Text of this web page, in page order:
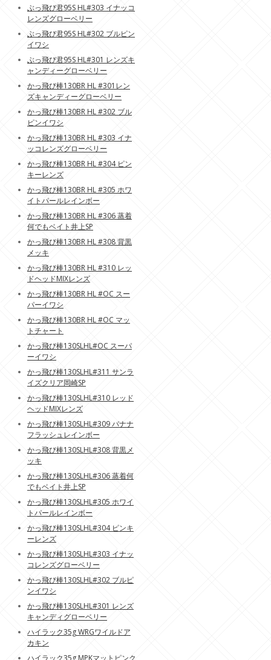
ぶっ飛び君95S HL#303 イナッコ
レンズグローベリー
ぶっ飛び君95S HL#302 ブルピン
イワシ
ぶっ飛び君95S HL#301 レンズキ
ャンディーグローベリー
かっ飛び棒130BR HL #301レン
ズキャンディーグローベリー
かっ飛び棒130BR HL #302 ブル
ピンイワシ
かっ飛び棒130BR HL #303 イナ
ッコレンズグローベリー
かっ飛び棒130BR HL #304 ピン
キーレンズ
かっ飛び棒130BR HL #305 ホワ
イトパールレインボー
かっ飛び棒130BR HL #306 蒸着
何でもベイト井上SP
かっ飛び棒130BR HL #308 背黒
メッキ
かっ飛び棒130BR HL #310 レッ
ドヘッドMIXレンズ
かっ飛び棒130BR HL #OC スー
パーイワシ
かっ飛び棒130BR HL #OC マッ
トチャート
かっ飛び棒130SLHL#OC スーパ
ーイワシ
かっ飛び棒130SLHL#311 サンラ
イズクリア岡崎SP
かっ飛び棒130SLHL#310 レッド
ヘッドMIXレンズ
かっ飛び棒130SLHL#309 バナナ
フラッシュレインボー
かっ飛び棒130SLHL#308 背黒メ
ッキ
かっ飛び棒130SLHL#306 蒸着何
でもベイト井上SP
かっ飛び棒130SLHL#305 ホワイ
トパールレインボー
かっ飛び棒130SLHL#304 ピンキ
ーレンズ
かっ飛び棒130SLHL#303 イナッ
コレンズグローベリー
かっ飛び棒130SLHL#302 ブルピ
ンイワシ
かっ飛び棒130SLHL#301 レンズ
キャンディグローベリー
ハイラック35g WRGワイルドア
カキン
ハイラック35g MPKマットピンク